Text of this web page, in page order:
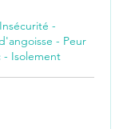
-
- Peur
Isolement